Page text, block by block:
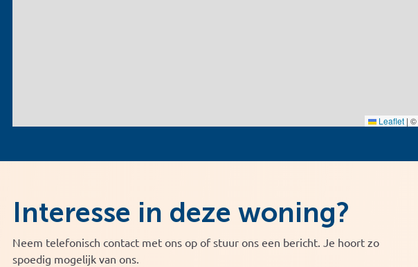
Leaflet | ©
Interesse in deze woning?
Neem telefonisch contact met ons op of stuur ons een bericht. Je hoort zo
spoedig mogelijk van ons.